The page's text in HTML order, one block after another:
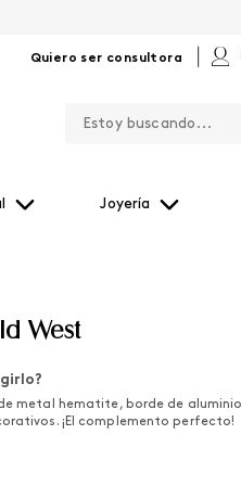
Quiero ser consultora
Joyería
West
metal hematite, borde de
¡El complemento perfecto!